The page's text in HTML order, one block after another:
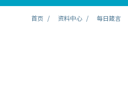
首页 资料中心 每日箴言